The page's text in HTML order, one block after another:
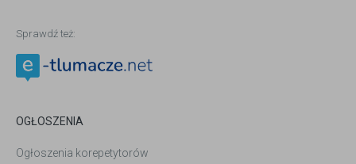
Sprawdź też:
OGŁOSZENIA
Ogłoszenia korepetytorów